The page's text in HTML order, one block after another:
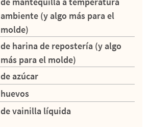
ambiente (y algo más para el
molde)
de harina de repostería (y algo
más para el molde)
de azúcar
huevos
de vainilla líquida